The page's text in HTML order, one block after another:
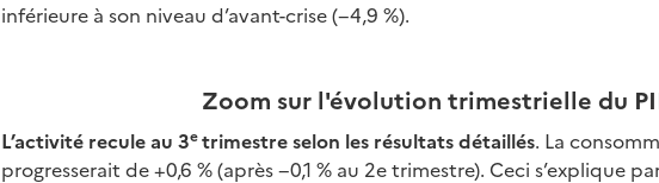
inférieure à son niveau d’avant-crise (−4,9 %).
Zoom sur l'évolution trimestrielle du
L’activité recule au 3etrimestre selon les résultats détaillés. La
progresserait de +0,6 % (après −0,1 % au 2e trimestre). Ceci s’explique